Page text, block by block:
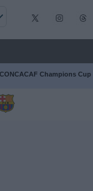
CONCACAF Champions Cup